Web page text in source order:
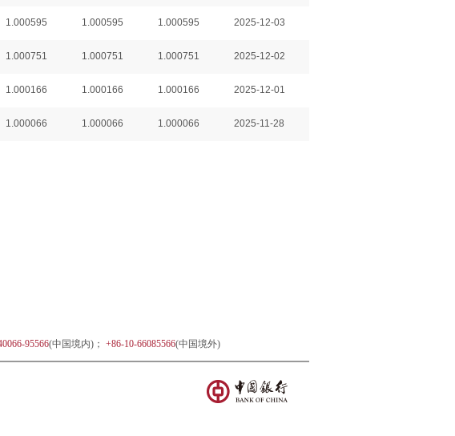
1.000595 1.000595 1.000595 2025-12-03
1.000751 1.000751 1.000751 2025-12-02
1.000166 1.000166 1.000166 2025-12-01
1.000066 1.000066 1.000066 2025-11-28
95566(中国境内)； +86-10-66085566(中国境外)